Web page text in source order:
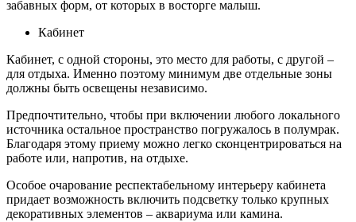
забавных форм, от которых в восторге малыш.
Кабинет
Кабинет, с одной стороны, это место для работы, с другой –
для отдыха. Именно поэтому минимум две отдельные зоны
должны быть освещены независимо.
Предпочтительно, чтобы при включении любого локального
источника остальное пространство погружалось в полумрак.
Благодаря этому приему можно легко сконцентрироваться на
работе или, напротив, на отдыхе.
Особое очарование респектабельному интерьеру кабинета
придает возможность включить подсветку только крупных
декоративных элементов – аквариума или камина.